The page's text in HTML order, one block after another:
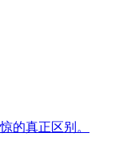
的真正区别。